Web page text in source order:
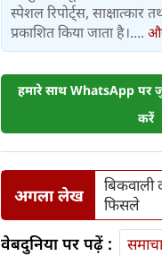
स्पेशल रिपोर्ट्स, साक्षात्कार
प्रकाशित किया जाता है।....
हमारे साथ WhatsApp पर
करें
अगला लेख
बिकवाली
फिसले
वेबदुनिया पर पढ़ें :